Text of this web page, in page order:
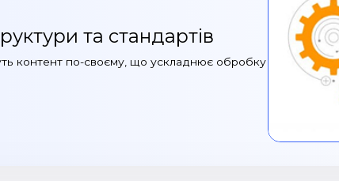
та стандартів
контент по-своєму, що ускладнює обробку